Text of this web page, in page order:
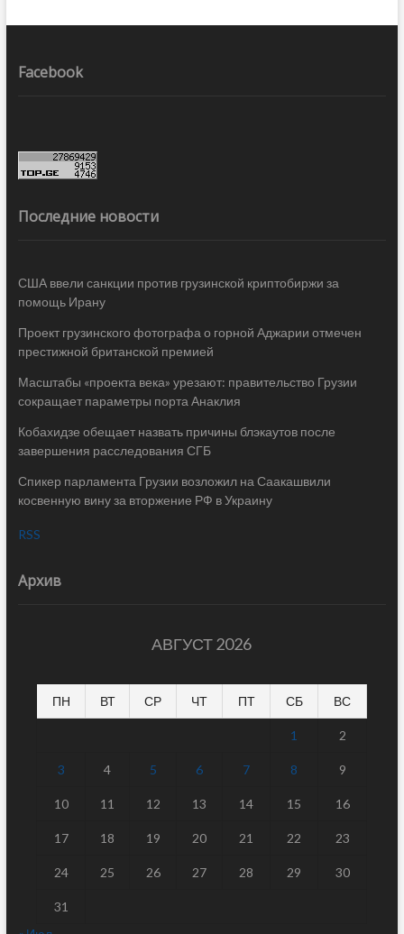
Facebook
Последние новости
США ввели санкции против грузинской криптобиржи за
помощь Ирану
Проект грузинского фотографа о горной Аджарии отмечен
престижной британской премией
Масштабы «проекта века» урезают: правительство Грузии
сокращает параметры порта Анаклия
Кобахидзе обещает назвать причины блэкаутов после
завершения расследования СГБ
Спикер парламента Грузии возложил на Саакашвили
косвенную вину за вторжение РФ в Украину
RSS
Архив
АВГУСТ 2026
ПН ВТ СР ЧТ ПТ СБ ВС
1 2
3 4 5 6 7 8 9
10 11 12 13 14 15 16
17 18 19 20 21 22 23
24 25 26 27 28 29 30
31